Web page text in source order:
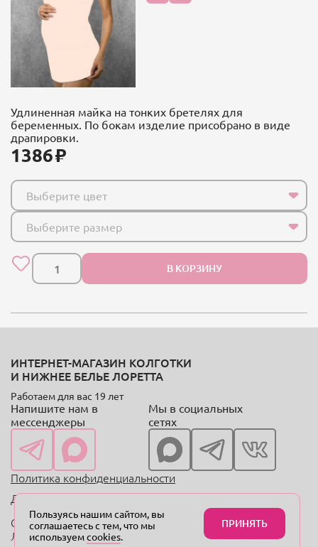
Удлиненная майка на тонких бретелях для
беременных. По бокам изделие присобрано в виде
драпировки.
1386
Выберите цвет
Выберите размер
В КОРЗИНУ
ИНТЕРНЕТ-МАГАЗИН КОЛГОТКИ
И НИЖНЕЕ БЕЛЬЕ ЛОРЕТТА
Работаем для вас 19 лет
Политика конфиденциальности
Договор оферты
Copyright © 2004—2024 «Онлайн-магазин колготок
Лоретта.рф»
Напишите нам в
мессенджеры
Мы в социальных
сетях
Пользуясь нашим сайтом, вы
соглашаетесь с тем, что мы
используемcookies.
ПРИНЯТЬ